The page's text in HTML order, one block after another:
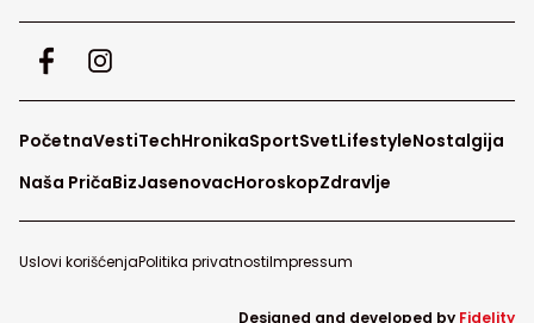
PočetnaVestiTechHronikaSportSvetLifestyleNostalgija
Naša PričaBizJasenovacHoroskopZdravlje
Uslovi korišćenjaPolitika privatnostiImpressum
Designed and developed by Fidelity